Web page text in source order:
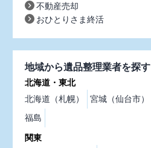
不動産売却
おひとりさま終活
地域から遺品整理業者を探す
北海道・東北
北海道（札幌）
宮城（仙台市）
福島
関東